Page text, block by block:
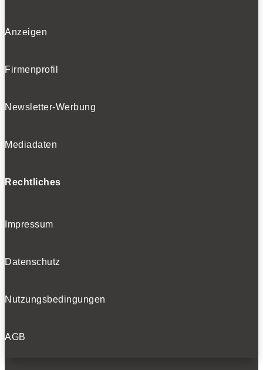
Anzeigen
Firmenprofil
Newsletter-Werbung
Mediadaten
Rechtliches
Impressum
Datenschutz
Nutzungsbedingungen
AGB